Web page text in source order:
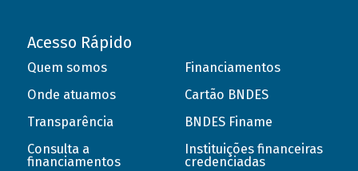
Acesso Rápido
Quem somos
Onde atuamos
Transparência
Consulta a
financiamentos
Financiamentos
Cartão BNDES
BNDES Finame
Instituições financeiras
credenciadas